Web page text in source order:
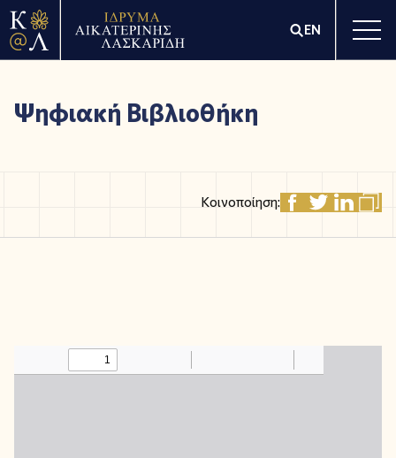
EN
Ψηφιακή Βιβλιοθήκη
Κοινοποίηση: